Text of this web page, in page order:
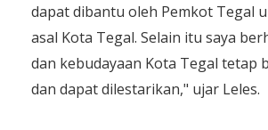
dapat dibantu oleh Pemkot Tegal
asal Kota Tegal. Selain itu saya
dan kebudayaan Kota Tegal tetap
dan dapat dilestarikan," ujar Leles.